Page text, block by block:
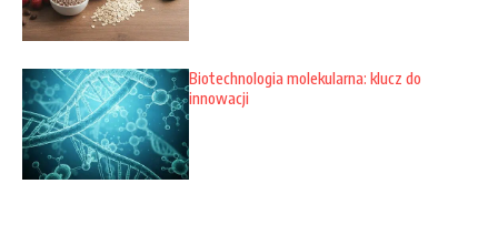
Biotechnologia molekularna: klucz do
innowacji